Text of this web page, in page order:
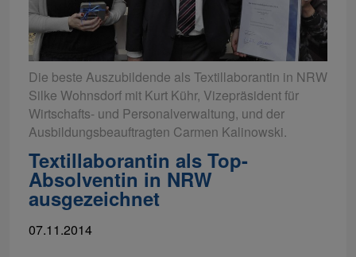
Die beste Auszubildende als Textillaborantin in NRW
Silke Wohnsdorf mit Kurt Kühr, Vizepräsident für
Wirtschafts- und Personalverwaltung, und der
Ausbildungsbeauftragten Carmen Kalinowski.
Textillaborantin als Top-
Absolventin in NRW
ausgezeichnet
07.11.2014